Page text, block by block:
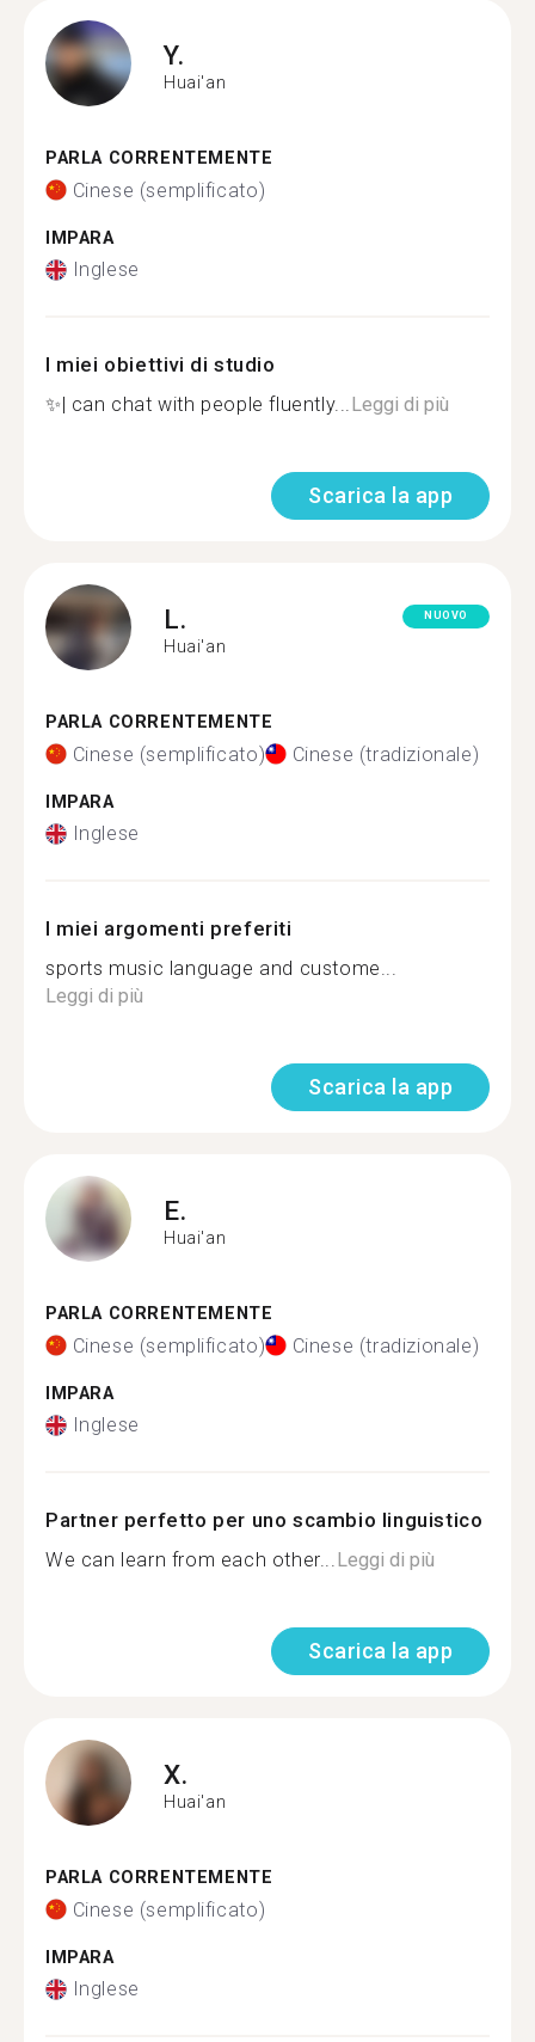
Y.
Huai'an
PARLA CORRENTEMENTE
Cinese (semplificato)
IMPARA
Inglese
I miei obiettivi di studio
✨| can chat with people fluently...Leggi di più
Scarica la app
L.
Huai'an
NUOVO
PARLA CORRENTEMENTE
Cinese (semplificato) Cinese (tradizionale)
IMPARA
Inglese
I miei argomenti preferiti
sports music language and custome...
Leggi di più
Scarica la app
E.
Huai'an
PARLA CORRENTEMENTE
Cinese (semplificato) Cinese (tradizionale)
IMPARA
Inglese
Partner perfetto per uno scambio linguistico
We can learn from each other...Leggi di più
Scarica la app
X.
Huai'an
PARLA CORRENTEMENTE
Cinese (semplificato)
IMPARA
Inglese